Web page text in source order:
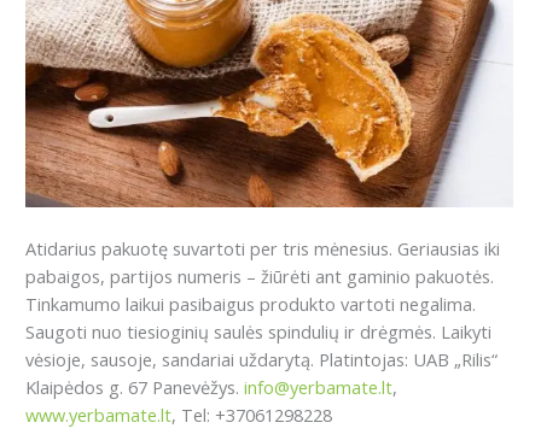
Atidarius pakuotę suvartoti per tris mėnesius. Geriausias iki
pabaigos, partijos numeris – žiūrėti ant gaminio pakuotės.
Tinkamumo laikui pasibaigus produkto vartoti negalima.
Saugoti nuo tiesioginių saulės spindulių ir drėgmės. Laikyti
vėsioje, sausoje, sandariai uždarytą. Platintojas: UAB „Rilis“
Klaipėdos g. 67 Panevėžys. info@yerbamate.lt,
www.yerbamate.lt, Tel: +37061298228